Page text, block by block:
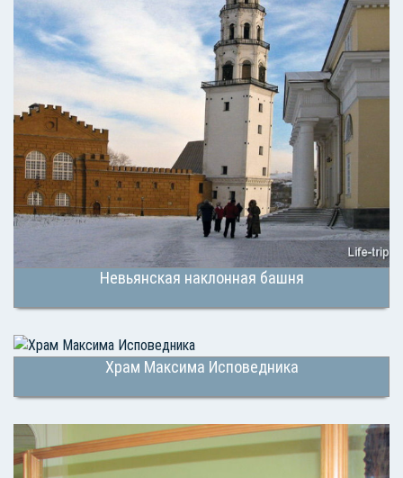
Невьянская наклонная башня
Храм Максима Исповедника